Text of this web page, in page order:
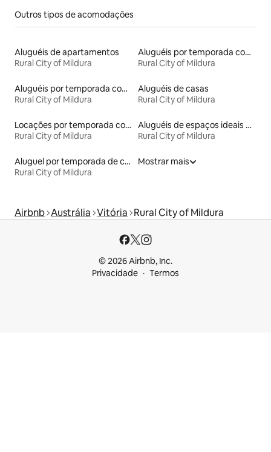
Outros tipos de acomodações
Aluguéis de apartamentos
Rural City of Mildura
Aluguéis por temporada com café da manhã
Rural City of Mildura
Aluguéis por temporada com banheira de hidromassagem
Rural City of Mildura
Aluguéis de casas
Rural City of Mildura
Locações por temporada com piscina
Rural City of Mildura
Aluguéis de espaços ideais para famílias
Rural City of Mildura
Aluguel por temporada de casas de hóspedes
Rural City of Mildura
Mostrar mais
Airbnb Austrália Vitória Rural City of Mildura
© 2026 Airbnb, Inc.
Privacidade
Termos